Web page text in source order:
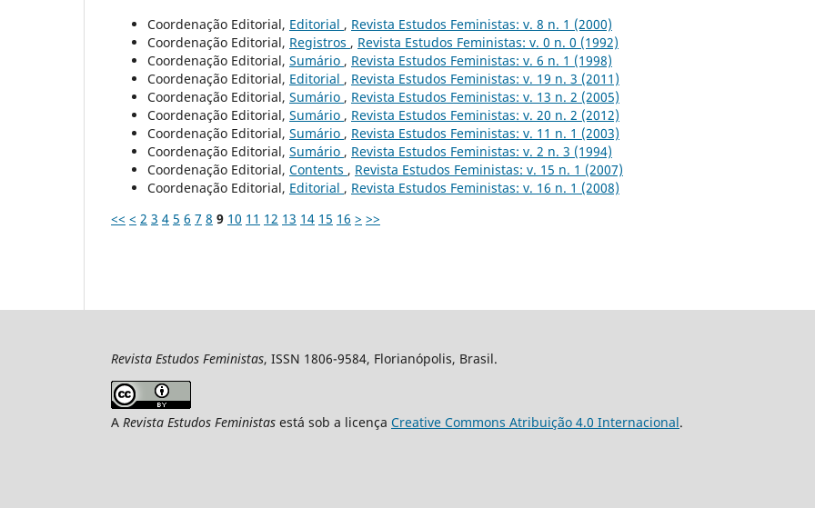
Coordenação Editorial, Editorial , Revista Estudos Feministas: v. 8 n. 1 (2000)
Coordenação Editorial, Registros , Revista Estudos Feministas: v. 0 n. 0 (1992)
Coordenação Editorial, Sumário , Revista Estudos Feministas: v. 6 n. 1 (1998)
Coordenação Editorial, Editorial , Revista Estudos Feministas: v. 19 n. 3 (2011)
Coordenação Editorial, Sumário , Revista Estudos Feministas: v. 13 n. 2 (2005)
Coordenação Editorial, Sumário , Revista Estudos Feministas: v. 20 n. 2 (2012)
Coordenação Editorial, Sumário , Revista Estudos Feministas: v. 11 n. 1 (2003)
Coordenação Editorial, Sumário , Revista Estudos Feministas: v. 2 n. 3 (1994)
Coordenação Editorial, Contents , Revista Estudos Feministas: v. 15 n. 1 (2007)
Coordenação Editorial, Editorial , Revista Estudos Feministas: v. 16 n. 1 (2008)
<< < 2 3 4 5 6 7 8 9 10 11 12 13 14 15 16 > >>
Revista Estudos Feministas, ISSN 1806-9584, Florianópolis, Brasil.
A Revista Estudos Feministas está sob a licença Creative Commons Atribuição 4.0 Internacional.